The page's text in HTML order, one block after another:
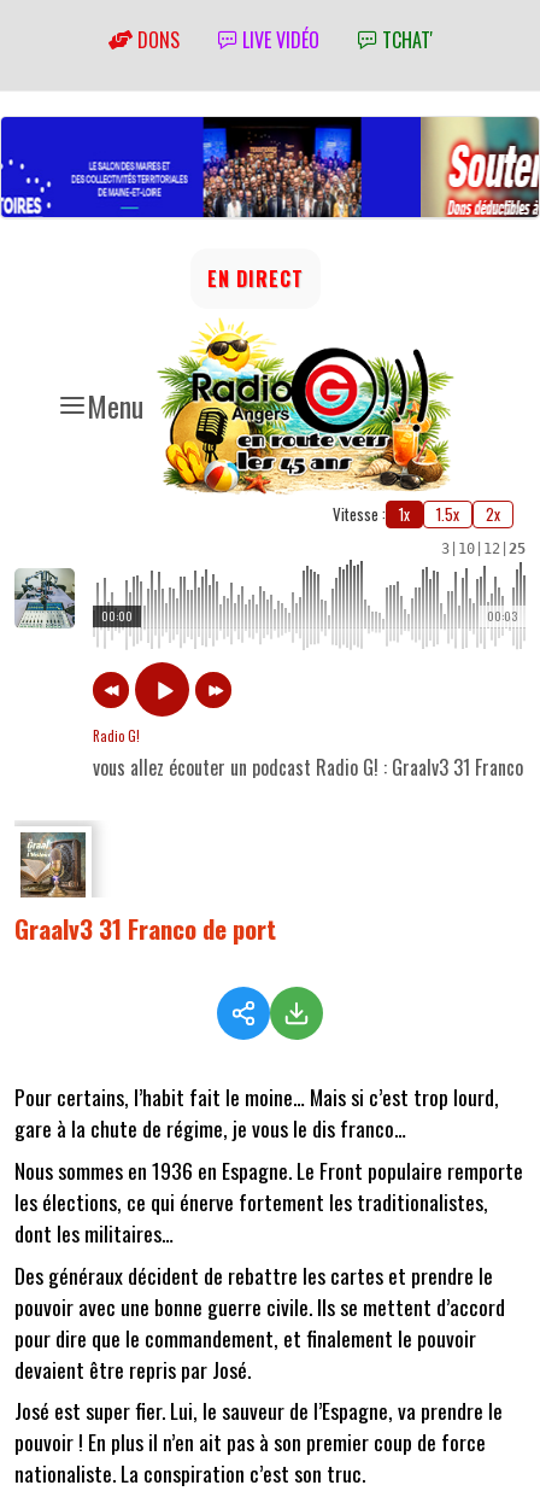
DONS LIVE VIDÉO TCHAT'
Menu
EN DIRECT
Vitesse : 1x 1.5x 2x
3 10 12 25
00:03
00:00
Radio G!
vous allez écouter un podcast Radio G! : Graalv3 31 Franco
Graalv3 31 Franco de port
Pour certains, l’habit fait le moine… Mais si c’est trop lourd,
gare à la chute de régime, je vous le dis franco…
Nous sommes en 1936 en Espagne. Le Front populaire remporte
les élections, ce qui énerve fortement les traditionalistes,
dont les militaires…
Des généraux décident de rebattre les cartes et prendre le
pouvoir avec une bonne guerre civile. Ils se mettent d’accord
pour dire que le commandement, et finalement le pouvoir
devaient être repris par José.
José est super fier. Lui, le sauveur de l’Espagne, va prendre le
pouvoir ! En plus il n’en ait pas à son premier coup de force
nationaliste. La conspiration c’est son truc.